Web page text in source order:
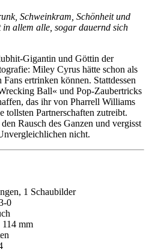
Schweinkram, Schönheit und
allem alle, sogar dauernd sich
Gigantin und Göttin der
Miley Cyrus hätte schon als
ertrinken können. Stattdessen
Ball« und Pop-Zaubertricks
das ihr von Pharrell Williams
Partnerschaften zutreibt.
Rausch des Ganzen und vergisst
nicht.
1 Schaubilder
0
mm